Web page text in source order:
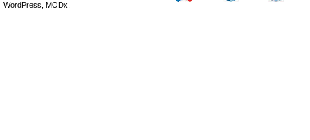
WordPress, MODx.